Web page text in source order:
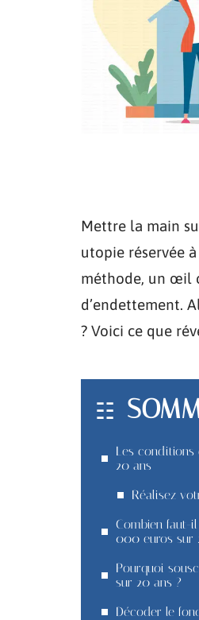
Mettre la main
utopie réservée
méthode, un œil
d’endettement.
? Voici ce que
Les
20 ans
Réalisez
Combien faut-
000 euros sur
Pourquoi
sur 20 ans ?
Décoder le